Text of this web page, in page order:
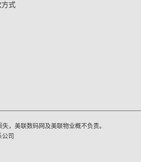
方式
，美联数码网及美联物业概不负责。
司